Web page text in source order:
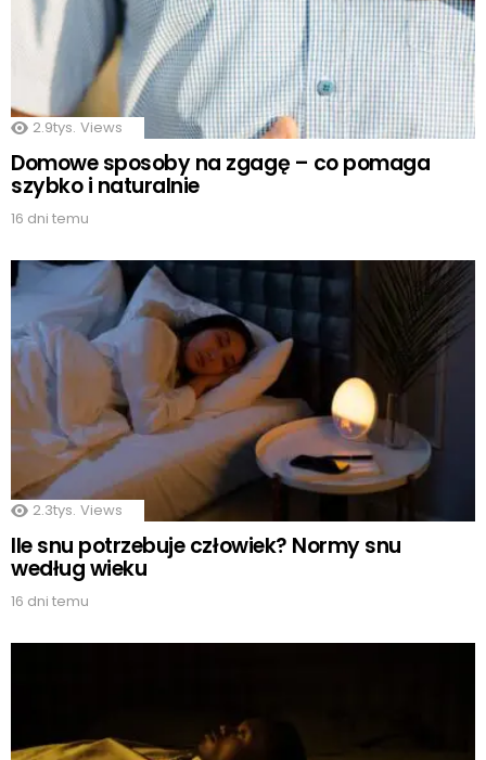
2.9tys. Views
Domowe sposoby na zgagę – co pomaga
szybko i naturalnie
16 dni temu
2.3tys. Views
Ile snu potrzebuje człowiek? Normy snu
według wieku
16 dni temu